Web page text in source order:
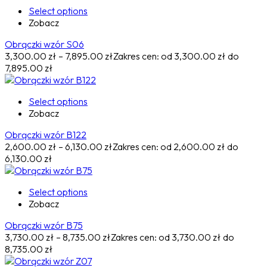
Select options
Zobacz
Obrączki wzór S06
3,300.00 zł – 7,895.00 złZakres cen: od 3,300.00 zł do
7,895.00 zł
Select options
Zobacz
Obrączki wzór B122
2,600.00 zł – 6,130.00 złZakres cen: od 2,600.00 zł do
6,130.00 zł
Select options
Zobacz
Obrączki wzór B75
3,730.00 zł – 8,735.00 złZakres cen: od 3,730.00 zł do
8,735.00 zł